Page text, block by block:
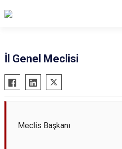
İl Genel Meclisi
Meclis Başkanı